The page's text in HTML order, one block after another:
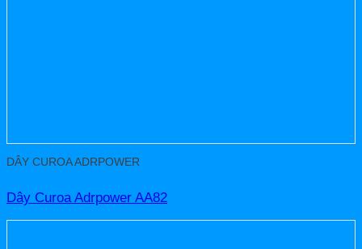
DÂY CUROA ADRPOWER
Dây Curoa Adrpower AA82